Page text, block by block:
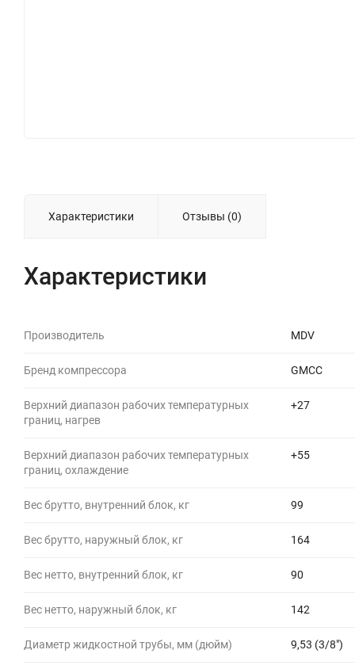
Характеристики Отзывы (0)
Характеристики
Производитель MDV
Бренд компрессора GMCC
Верхний диапазон рабочих температурных
границ, нагрев
+27
Верхний диапазон рабочих температурных
границ, охлаждение
+55
Вес брутто, внутренний блок, кг 99
Вес брутто, наружный блок, кг 164
Вес нетто, внутренний блок, кг 90
Вес нетто, наружный блок, кг 142
Диаметр жидкостной трубы, мм (дюйм) 9,53 (3/8")